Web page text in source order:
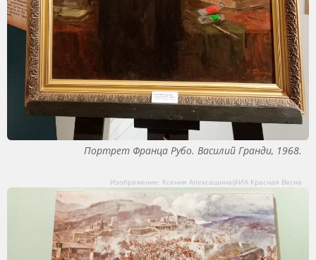
Портрет Франца Рубо. Василий Гранди, 1968.
Изображение: Ксения Алексашина@ИА Красная Весна